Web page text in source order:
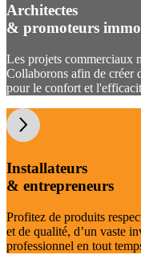
Architectes
& promoteurs
Les projets commerciaux
Collaborons afin de créer
pour le confort et
Installateurs
& entrepreneurs
Profitez de produits
et de qualité, d’un vaste
professionnel en tout